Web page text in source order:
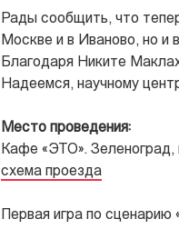
Рады сообщить, что
Москве и в Иваново, но и
Благодаря Никите
Надеемся, научному
Место проведения:
Кафе «ЭТО». Зеленоград,
схема проезда
Первая игра по сценарию